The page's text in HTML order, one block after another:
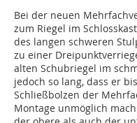
Bei der neuen
zum Riegel im
des langen schweren
zu einer
alten Schubriegel im
jedoch so lang, dass er
Schließbolzen der
Montage unmöglich